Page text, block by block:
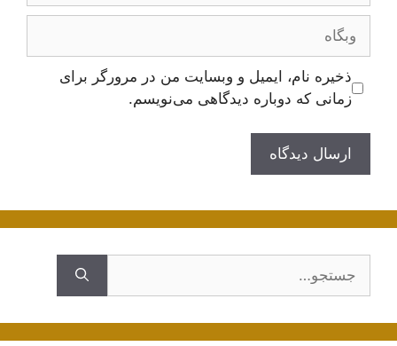
وبگاه
ذخیره نام، ایمیل و وبسایت من در مرورگر برای
زمانی که دوباره دیدگاهی می‌نویسم.